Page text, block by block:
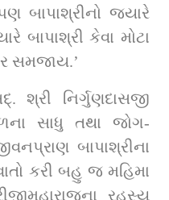
બાપાશ્રીનો જ્યારે
બાપાશ્રી કેવા મોટા
સમજાય.’
શ્રી નિર્ગુણદાસજી
સાધુ તથા જોગ-
બાપાશ્રીના
કરી બહુ જ મહિમા
રહસ્ય